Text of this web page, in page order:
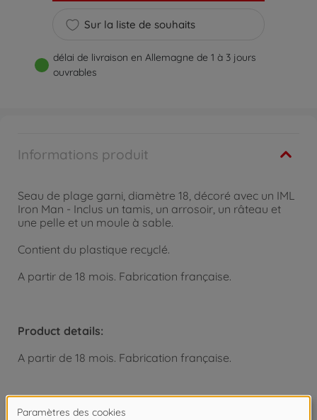
Sur la liste de souhaits
délai de livraison en Allemagne de 1 à 3 jours
ouvrables
Informations produit
Seau de plage garni, diamètre 18, décoré avec un IML
Iron Man - Inclus un tamis, un arrosoir, un râteau et
une pelle et un moule à sable.
Contient du plastique recyclé.
A partir de 18 mois. Fabrication française.
Product details:
A partir de 18 mois. Fabrication française.
Copyright: Disney